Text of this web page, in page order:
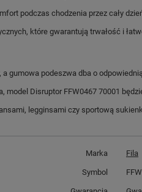
podczas chodzenia przez cały
które gwarantują trwałość i
gumowa podeszwa dba o
Disruptor FFW0467 70001
legginsami czy sportową
Marka Fila
Symbol